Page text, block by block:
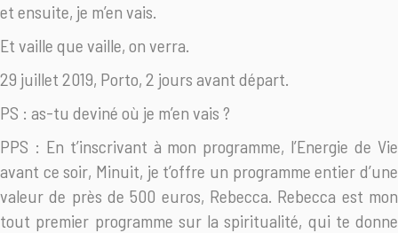
et ensuite, je m’en vais.
Et vaille que vaille, on verra.
29 juillet 2019, Porto, 2 jours avant départ.
PS : as-tu deviné où je m’en vais ?
PPS : En t’inscrivant à mon programme, l’Energie de Vie
avant ce soir, Minuit, je t’offre un programme entier d’une
valeur de près de 500 euros, Rebecca. Rebecca est mon
tout premier programme sur la spiritualité, qui te donne